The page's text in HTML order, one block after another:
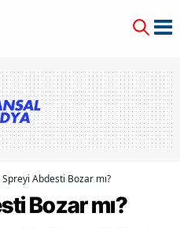
Spreyi Abdesti Bozar mı?
Bozar mı?